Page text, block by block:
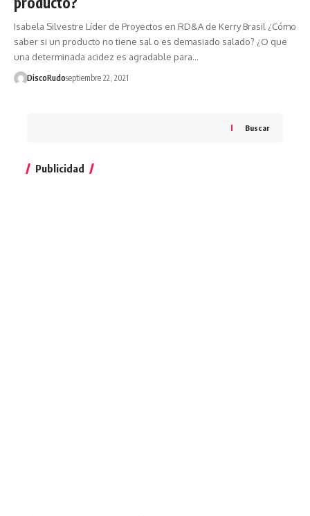
Isabela Silvestre Líder de Proyectos en RD&A de Kerry Brasil ¿Cómo
saber si un producto no tiene sal o es demasiado salado? ¿O que
una determinada acidez es agradable para…
DiscoRudoseptiembre 22, 2021
Buscar
Publicidad